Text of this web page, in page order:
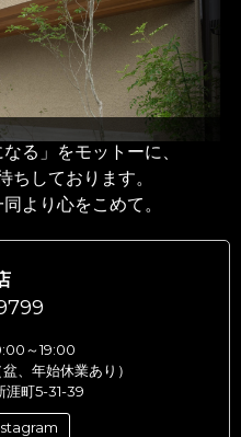
る」をモットーに、
ちしております。
より心をこめて。
～19:00
、年始休業あり）
涯町5-31-39